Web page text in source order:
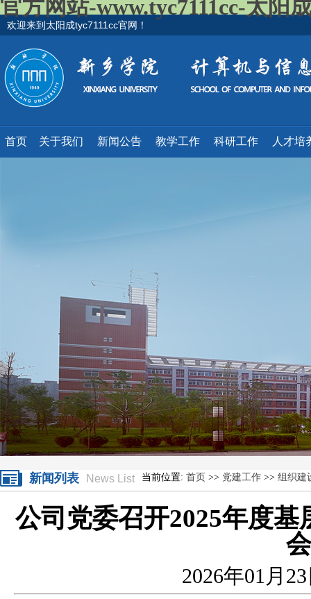
官方网站-www.tyc7111cc-太阳
欢迎来到太阳成tyc7111cc官网！
首页 关于我们 新闻公告 教学工作 科研工作 人才培
新闻列表 News List 当前位置: 首页 >> 党建工作 >> 组织建
公司党委召开2025年度
会
2026年01月